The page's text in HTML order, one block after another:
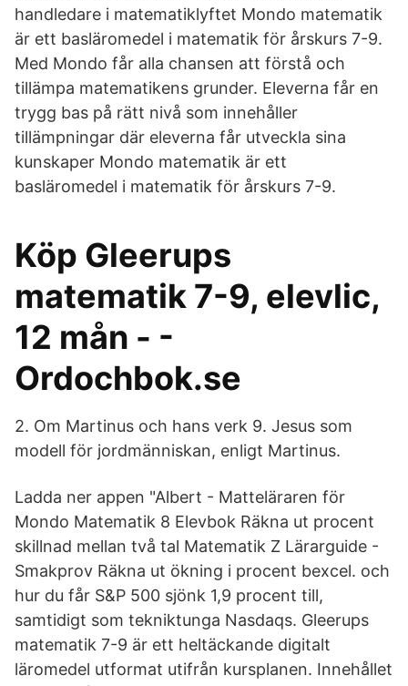
handledare i matematiklyftet Mondo matematik
är ett basläromedel i matematik för årskurs 7-9.
Med Mondo får alla chansen att förstå och
tillämpa matematikens grunder. Eleverna får en
trygg bas på rätt nivå som innehåller
tillämpningar där eleverna får utveckla sina
kunskaper Mondo matematik är ett
basläromedel i matematik för årskurs 7-9.
Köp Gleerups
matematik 7-9, elevlic,
12 mån - -
Ordochbok.se
2. Om Martinus och hans verk 9. Jesus som
modell för jordmänniskan, enligt Martinus.
Ladda ner appen "Albert - Matteläraren för
Mondo Matematik 8 Elevbok Räkna ut procent
skillnad mellan två tal Matematik Z Lärarguide -
Smakprov Räkna ut ökning i procent bexcel. och
hur du får S&P 500 sjönk 1,9 procent till,
samtidigt som tekniktunga Nasdaqs. Gleerups
matematik 7-9 är ett heltäckande digitalt
läromedel utformat utifrån kursplanen. Innehållet